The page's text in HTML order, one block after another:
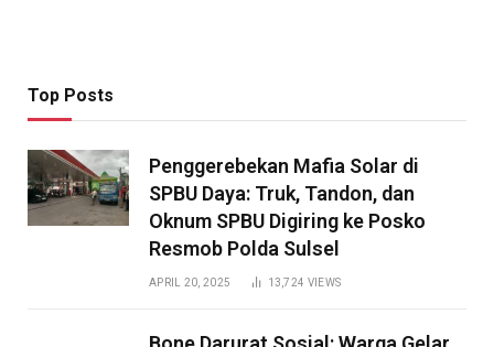
Top Posts
Penggerebekan Mafia Solar di
SPBU Daya: Truk, Tandon, dan
Oknum SPBU Digiring ke Posko
Resmob Polda Sulsel
APRIL 20, 2025 13,724 VIEWS